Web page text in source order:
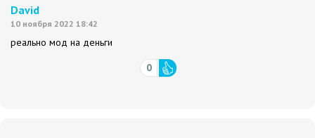
David
10 ноября 2022 18:42
реально мод на деньги
0